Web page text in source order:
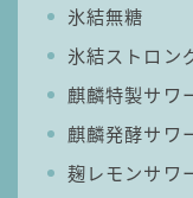
こだわり酒場
ほろよい
BAR
ジムビーム
氷結無糖
氷結ストロン
麒麟特製サワ
麒麟発酵サワ
麹レモンサワ